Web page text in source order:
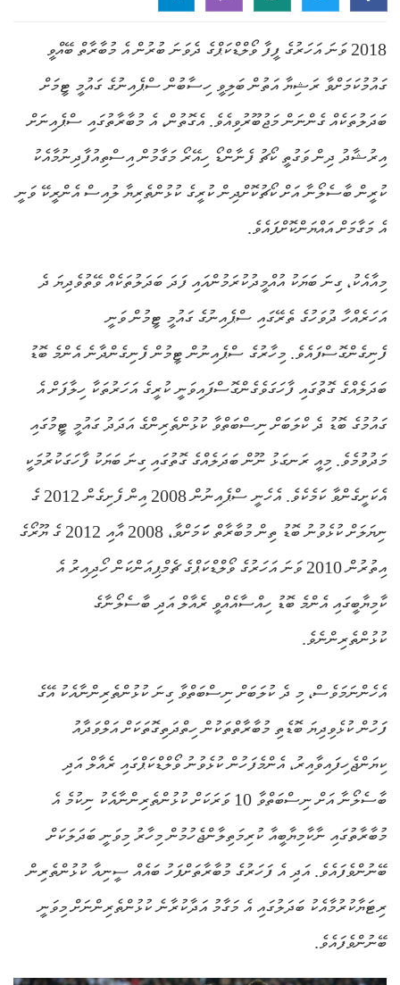
2018 ވަނަ އަހަރުގެ ފީފާ ވޯލްޑްކަޕްގެ ދެވަނަ ބުރުން އެ މުބާރާތް ބޭއްވީ
ގައުމުކަމަށްވާ ރަޝިޔާ އަތުން ބަލިވީ ހިސާބުން ސްޕެއިނުގެ ގައުމީ ޓީމަށް
ބަދަލުތަކެއް ގެންނަން މަޖުބޫރުވިއެވެ. އެގޮތުން، އެ މުބާރާތުގައި ސްޕެއިނަށް
އިރުޝާދު ދިން ވަގުތީ ކޯޗު ފެނާންޑޯ ހިއޭރޯ މަގާމުން އިސްތިއުފާދިނުމާއެކު
ކުރީން ބާސެލޯނާ އަށް ކޯޗުކޮށްދިން ކުރީގެ ކުޅުންތެރިޔާ ލުއިސް އެންރީކޭ ވަނީ
އެ މަގާމަށް އައްޔަންކޮށްފައެވެ.
މިއާއެކު، ގިނަ ބަޔަކު އުއްމީދުކުރަމުންއައި ފަދަ ބަދަލުތަކެއް ވޭތުވެދިޔަ ދެ
އަހަރެއްހާ ދުވަހުގެ ތެރޭގައި ސްޕެއިނުގެ ގައުމީ ޓީމުން ވަނީ
ފެނިގެންގޮސްފައެވެ. މިހާރުގެ ސްޕެއިނުން ޓީމުން ފެނިގެންދާނެ އެންމެ ބޮޑު
ބަދަލެއްގެ ގޮތުގައި ފާހަގަވެގެންގޮސްފައިވަނީ ކުރީގެ އަހަރުތަކާ ހިލާފަށް އެ
ގައުމުގެ ބޮޑު ދެ ކްލަބަށް ނިސްބަތްވާ ކުޅުންތެރިންގެ އަދަދު ގައުމީ ޓީމުގައި
މަދުވުމެވެ. މިއީ ރަނގަޅު ނޫން ބަދަލެއްގެ ގޮތުގައި ގިނަ ބަޔަކު ފާހަގަކުރުމަކީ
އެކަށީގެންވާ ކަމެކެވެ. އެހެނީ ސްޕެއިނުން 2008 އިން ފެށިގެން 2012 ގެ
ނިޔަލަށް ކުޅެވުނު ބޮޑު ތިން މުބާރާތް ކަަމަށްވާ، 2008 އާއި 2012 ގެ ޔޫރޯގެ
އިތުރުން 2010 ވަނަ އަހަރުގެ ވޯލްޑްކަޕްގެ ޗެމްޕިއަންކަން ހޯދިއިރު އެ
ކާމިޔާބީގައި އެންމެ ބޮޑު ހިއްސާއެއްވީ ރެއާލް އަދި ބާސެލޯނާގެ
ކުޅުންތެރިންނެވެ.
އެހެންނަމަވެސް، މި ދެ ކުލަބަށް ނިސްބަތްވާ ގިނަ ކުޅުންތެރިންނާއެކު އޭގެ
ފަހުން ކުޅެވިދިޔަ ބޮޑެތި މުބާރާތްތަކުން ހިތްދަތިގޮތަކަށް އަލްވަދާއު
ކިޔަންޖެހިފައިވާއިރު، އެންމެފަހުން ކުޅެވުނު ވޯލްޑްކަޕްގައި ރެއާލް އަދި
ބާސެލޯނާ އަށް ނިސްބަތްވާ 10 ވަރަކަށް ކުޅުންތެރިންނާއެކު ނިކުމެ އެ
މުބާރާތުގައި ނާކާމިޔާބީއާ ކުރިމަތިލާންޖެހުމުން މިހާރު މިވަނީ ބަދަލަކަށް
ބޭނުންވެފައެވެ. އަދި އެ ފަހަރުގެ މުބާރާތަށްފަހު ބައެއް ސީނިއާ ކުޅުންތެރިން
ރިޓަޔާކުރުމާއެކު ބަދަލުގައި އެ މަގާމު އަދާކުރާނެ ކުޅުންތެރިންނަށް މިވަނީ
ބޭނުންވެފައެވެ.